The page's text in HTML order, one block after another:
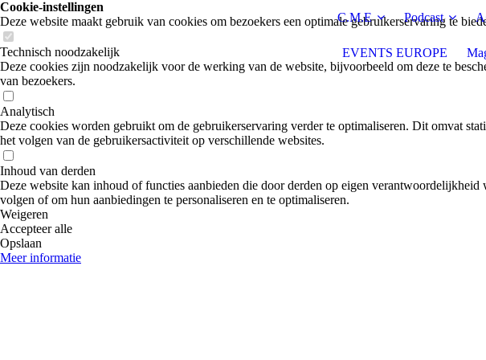
C.M.E Podcast
EVENTS EUROPE
Cookie-instellingen
Deze website maakt gebruik van cookies om bezoekers een optimale gebruikerservaring te
Technisch noodzakelijk
Deze cookies zijn noodzakelijk voor de werking van de website, bijvoorbeeld om deze te
van bezoekers.
Analytisch
Deze cookies worden gebruikt om de gebruikerservaring verder te optimaliseren. Dit omvat
het volgen van de gebruikersactiviteit op verschillende websites.
Inhoud van derden
Deze website kan inhoud of functies aanbieden die door derden op eigen
volgen of om hun aanbiedingen te personaliseren en te optimaliseren.
Weigeren
Accepteer alle
Opslaan
Meer informatie